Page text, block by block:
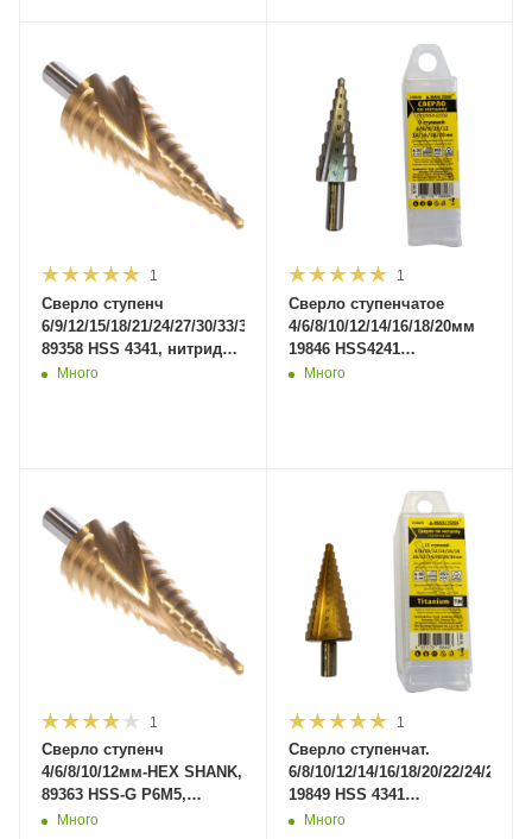
1
Сверло ступенч
6/9/12/15/18/21/24/27/30/33/36мм
89358 HSS 4341, нитрид
титан покрытие. (300/50)
Много
1
Сверло ступенчатое
4/6/8/10/12/14/16/18/20мм
19846 HSS4241
полированное (200шт/
Много
1
Сверло ступенч
4/6/8/10/12мм-HEX SHANK,
89363 HSS-G Р6М5,
нитрид титан покрытие.
Много
1
Сверло ступенчат.
6/8/10/12/14/16/18/20/22/24/26/
19849 HSS 4341
Титан.покр(300/50)MaxiTool
Много